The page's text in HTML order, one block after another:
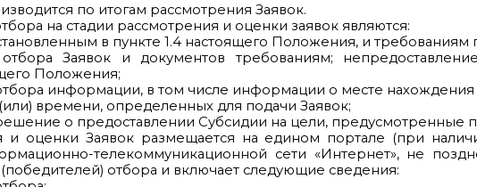
по итогам рассмотрения Заявок.
на стадии рассмотрения и оценки заявок являются:
в пункте 1.4 настоящего Положения, и
отбора Заявок и документов требованиям;
Положения;
информации, в том числе информации о месте
времени, определенных для подачи Заявок;
о предоставлении Субсидии на цели, предусмотренные
и оценки Заявок размещается на едином портале (при
телекоммуникационной сети «Интернет», не
отбора и включает следующие сведения: